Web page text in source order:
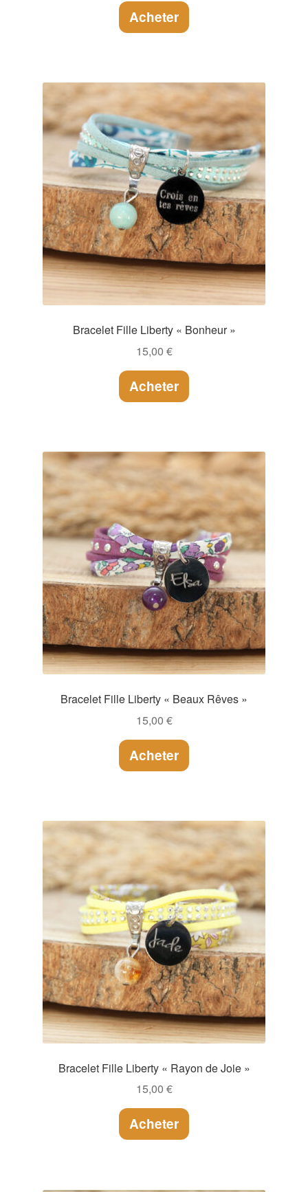
Acheter
Bracelet Fille Liberty « Bonheur »
15,00 €
Acheter
Bracelet Fille Liberty « Beaux Rêves »
15,00 €
Acheter
Bracelet Fille Liberty « Rayon de Joie »
15,00 €
Acheter